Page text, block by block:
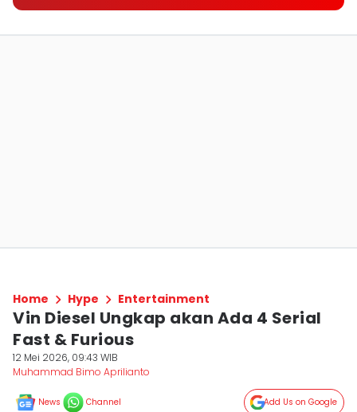
Home Hype Entertainment
Vin Diesel Ungkap akan Ada 4 Serial
Fast & Furious
12 Mei 2026, 09:43 WIB
Muhammad Bimo Aprilianto
News Channel Add Us on Google